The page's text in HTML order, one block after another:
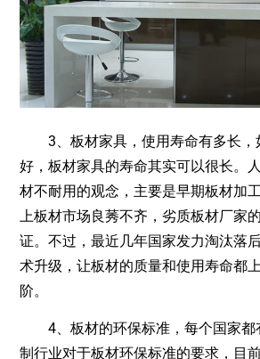
3、板材家具，使用寿命有多长，
好，板材家具的寿命其实可以很长。
材不耐用的观念，主要是早期板材加
上板材市场良莠不齐，劣质板材厂家
证。不过，最近几年国家发力淘汰落
术升级，让板材的质量和使用寿命都
阶。
4、板材的环保标准，每个国家都
制行业对于板材环保标准的要求，目